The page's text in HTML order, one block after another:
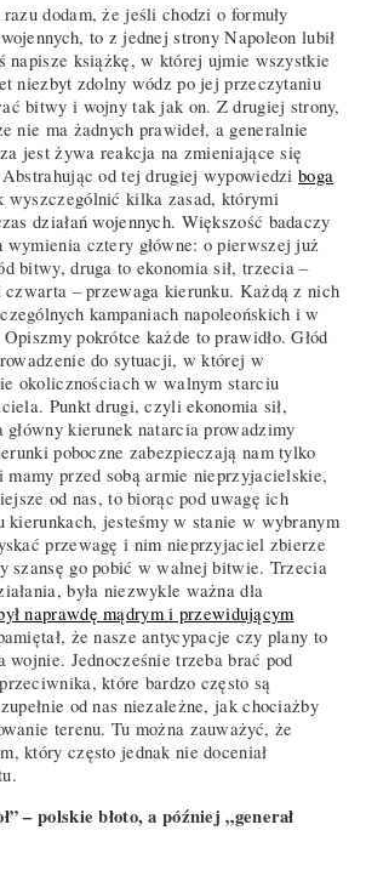
dodam, że jeśli chodzi o formuły
to z jednej strony Napoleon lubił
napisze książkę, w której ujmie wszystkie
niezbyt zdolny wódz po jej przeczytaniu
bitwy i wojny tak jak on. Z drugiej strony,
nie ma żadnych prawideł, a generalnie
jest żywa reakcja na zmieniające się
od tej drugiej wypowiedziboga
wyszczególnić kilka zasad, którymi
działań wojennych. Większość badaczy
wymienia cztery główne: o pierwszej już
bitwy, druga to ekonomia sił, trzecia –
czwarta – przewaga kierunku. Każdą z nich
kampaniach napoleońskich i w
pokrótce każde to prawidło. Głód
do sytuacji, w której w
okolicznościach w walnym starciu
Punkt drugi, czyli ekonomia sił,
główny kierunek natarcia prowadzimy
poboczne zabezpieczają nam tylko
mamy przed sobą armie nieprzyjacielskie,
od nas, to biorąc pod uwagę ich
kierunkach, jesteśmy w stanie w wybranym
przewagę i nim nieprzyjaciel zbierze
szansę go pobić w walnej bitwie. Trzecia
była niezwykle ważna dla
naprawdę mądrym i przewidującym
że nasze antycypacje czy plany to
wojnie. Jednocześnie trzeba brać pod
które bardzo często są
od nas niezależne, jak chociażby
terenu. Tu można zauważyć, że
który często jednak nie doceniał
– polskie błoto, a później „generał